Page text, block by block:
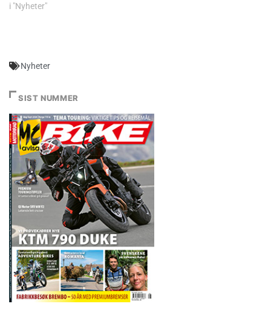
i "Nyheter"
Nyheter
SIST NUMMER